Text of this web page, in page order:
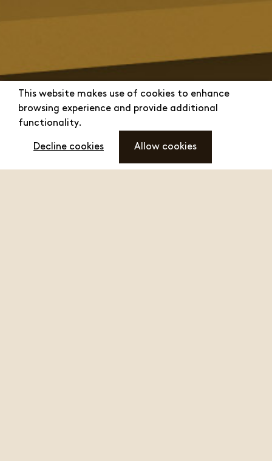
This website makes use of cookies to enhance
browsing experience and provide additional
functionality.
Decline cookies Allow cookies